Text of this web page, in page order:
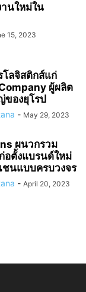
านใหม่ใน
15, 2023
โลจิสติกส์แก่
ผู้ผลิต
ของยุโรป
- May 29, 2023
ผนวกรวม
อตั้งแบรนด์ใหม่
นแบบครบวงจร
- April 20, 2023